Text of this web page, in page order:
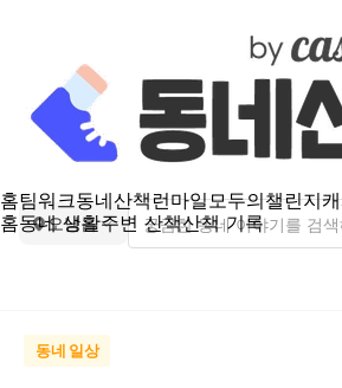
홈팀워크동네산책런마일모두의챌린지
홈동네 생활주변 산책산책 기록
오남읍
동네 일상